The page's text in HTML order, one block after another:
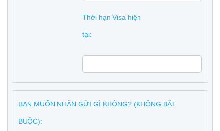
Thời hạn Visa hiện
tại:
BẠN MUỐN NHẮN GỬI GÌ KHÔNG? (KHÔNG BẮT
BUỘC):